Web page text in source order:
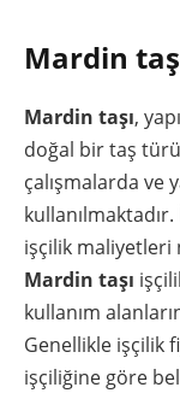
Mardin
Mardin taşı,
doğal bir taş
çalışmalarda ve
işçilik maliyetleri
Mardin taşı
kullanım
Genellikle işçilik
işçiliğine göre